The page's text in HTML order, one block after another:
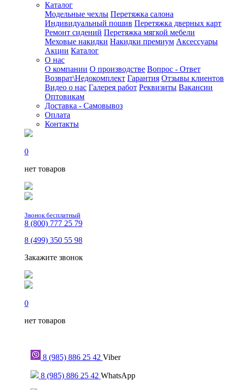
Каталог
Модельные чехлы Перетяжка салона
Индивидуальный пошив Перетяжка дверных карт
Ремонт сидений Перетяжка мягкой мебели
Меховые накидки Накидки премиум Аксессуары
Акции Каталог
О нас
О компании О производстве Вопрос - Ответ
Возврат\Недокомплект Гарантия Отзывы клиентов
Видео о нас Галерея работ Реквизиты Вакансии
Оптовикам
Доставка - Самовывоз
Оплата
Контакты
0
нет товаров
Звонок бесплатный
8 (800) 777 25 79
8 (499) 350 55 98
Закажите звонок
0
нет товаров
8 (985) 886 25 42 Viber
8 (985) 886 25 42 WhatsApp